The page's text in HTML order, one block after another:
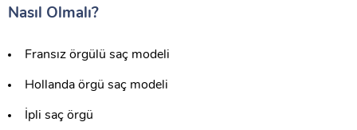
Nasıl Olmalı?
Fransız örgülü saç modeli
Hollanda örgü saç modeli
İpli saç örgü